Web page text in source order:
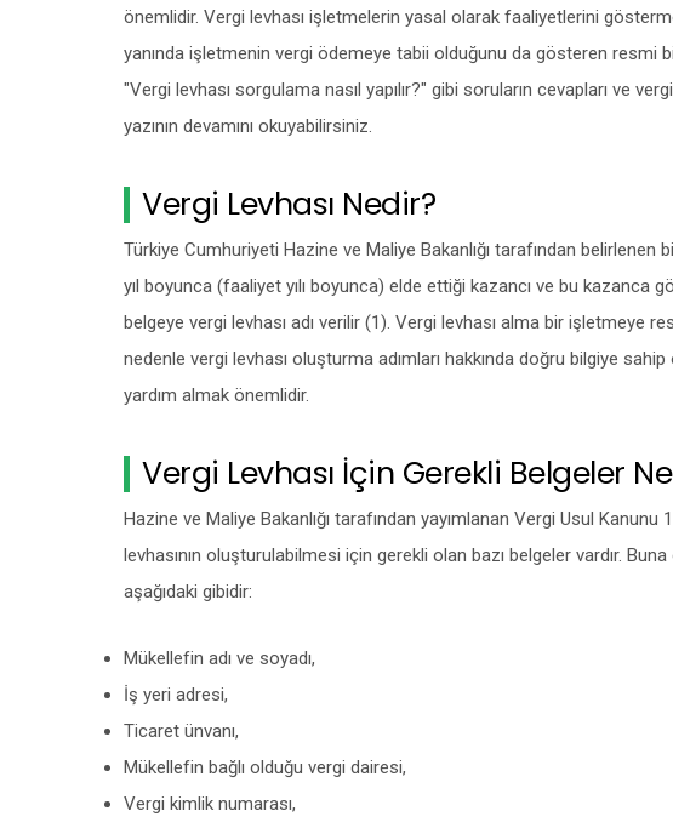
önemlidir. Vergi levhası işletmelerin yasal olarak faaliyetlerini
yanında işletmenin vergi ödemeye tabii olduğunu da gösteren resmi
"Vergi levhası sorgulama nasıl yapılır?" gibi soruların cevapları ve
yazının devamını okuyabilirsiniz.
Vergi Levhası Nedir?
Türkiye Cumhuriyeti Hazine ve Maliye Bakanlığı tarafından belirlenen
yıl boyunca (faaliyet yılı boyunca) elde ettiği kazancı ve bu kazanca
belgeye vergi levhası adı verilir (1). Vergi levhası alma bir işletmeye
nedenle vergi levhası oluşturma adımları hakkında doğru bilgiye
yardım almak önemlidir.
Vergi Levhası İçin Gerekli Belgeler
Hazine ve Maliye Bakanlığı tarafından yayımlanan Vergi Usul Kanunu
levhasının oluşturulabilmesi için gerekli olan bazı belgeler vardır.
aşağıdaki gibidir:
Mükellefin adı ve soyadı,
İş yeri adresi,
Ticaret ünvanı,
Mükellefin bağlı olduğu vergi dairesi,
Vergi kimlik numarası,